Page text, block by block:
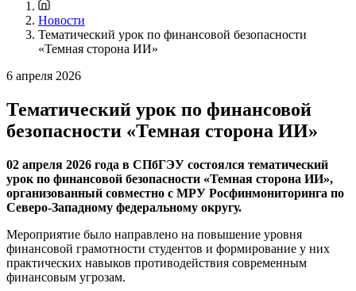
Новости
Тематический урок по финансовой безопасности
«Темная сторона ИИ»
6 апреля 2026
Тематический урок по финансовой
безопасности «Темная сторона ИИ»
02 апреля 2026 года в СПбГЭУ состоялся тематический
урок по финансовой безопасности «Темная сторона ИИ»,
организованный совместно с МРУ Росфинмониторинга по
Северо-Западному федеральному округу.
Мероприятие было направлено на повышение уровня
финансовой грамотности студентов и формирование у них
практических навыков противодействия современным
финансовым угрозам.